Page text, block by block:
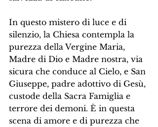
In questo mistero di luce e di
silenzio, la Chiesa contempla la
purezza della Vergine Maria,
Madre di Dio e Madre nostra, via
sicura che conduce al Cielo, e San
Giuseppe, padre adottivo di Gesù,
custode della Sacra Famiglia e
terrore dei demoni. È in questa
scena di amore e di purezza che